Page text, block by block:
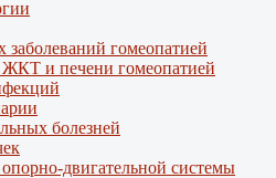
гомеопатией
ЖКТ и печени гомеопатией
болезней
двигательной системы